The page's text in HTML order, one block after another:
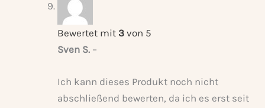
Bewertet mit 3 von 5
Sven S. –
Ich kann dieses Produkt noch nicht
abschließend bewerten, da ich es erst seit